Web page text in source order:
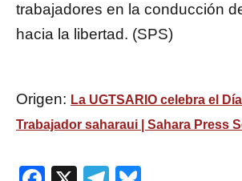
trabajadores en la conducción
hacia la libertad. (SPS)
Origen: La UGTSARIO celebra el
Trabajador saharaui | Sahara Press